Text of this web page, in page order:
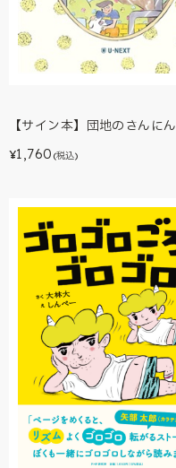
【サイン本】団地のさんにん
¥1,760 (税込)